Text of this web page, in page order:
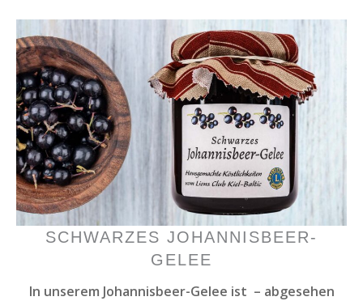
SCHWARZES JOHANNISBEER-
GELEE
In unserem Johannisbeer-Gelee ist – abgesehen